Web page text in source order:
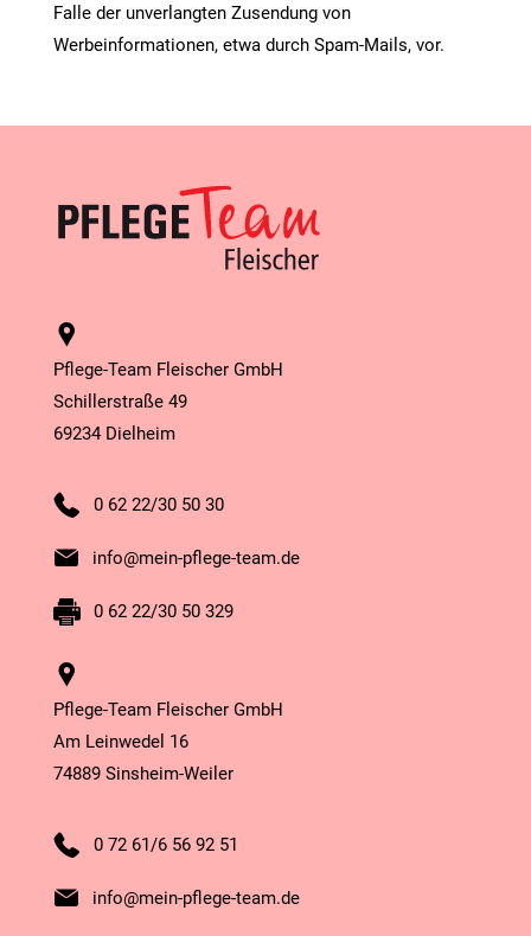
Falle der unverlangten Zusendung von
Werbeinformationen, etwa durch Spam-Mails, vor.
Pflege-Team Fleischer GmbH
Schillerstraße 49
69234 Dielheim
0 62 22/30 50 30
info@mein-pflege-team.de
0 62 22/30 50 329
Pflege-Team Fleischer GmbH
Am Leinwedel 16
74889 Sinsheim-Weiler
0 72 61/6 56 92 51
info@mein-pflege-team.de